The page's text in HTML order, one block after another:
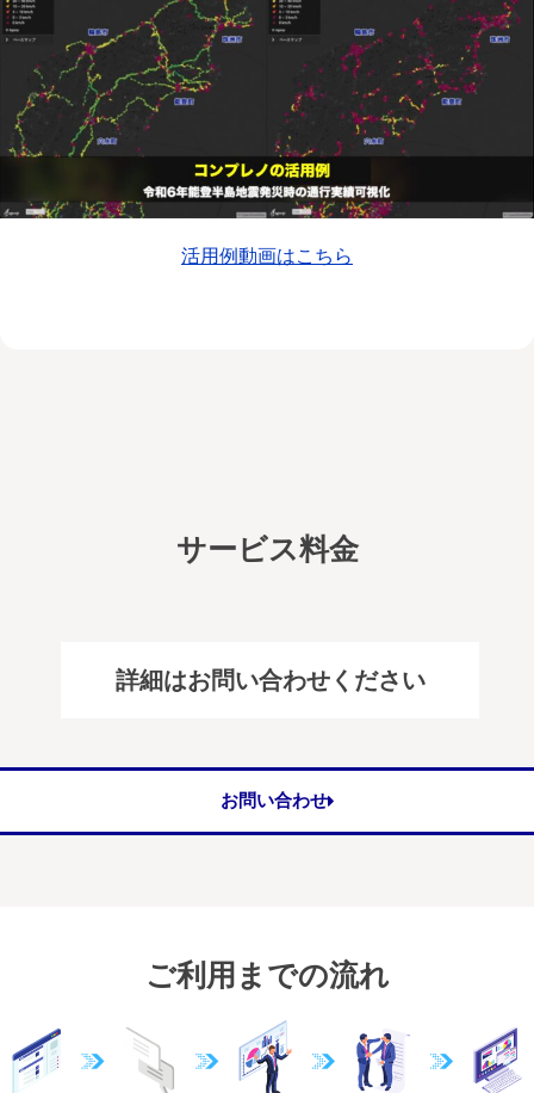
活用例動画はこちら
サービス料金
詳細はお問い合わせください
お問い合わせ
ご利用までの流れ